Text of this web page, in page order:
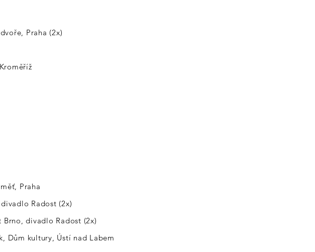
Praha (2x)
Praha
Radost (2x)
divadlo Radost (2x)
Dům kultury, Ústí nad Labem